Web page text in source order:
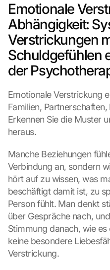
Emotionale
Abhängigkeit:
Verstrickungen
Schuldgefühlen
der
Emotionale Verstrickung
Familien,
Erkennen Sie die Muster
heraus.
Manche Beziehungen
Verbindung an, sondern
hört auf zu wissen, was
beschäftigt damit ist, zu
Person fühlt. Man denkt
über Gespräche nach,
Stimmung danach, wie
keine besondere
Verstrickung.